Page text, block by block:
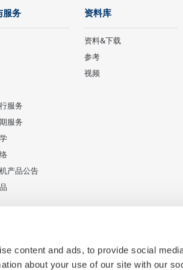
content and ads, to provide social
about your use of our site with our
服务
服务
服务
产品公告
资料库
资料&下载
参考
视频